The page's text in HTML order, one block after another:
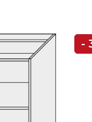
-